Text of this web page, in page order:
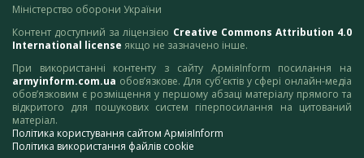
Міністерство оборони України
Контент доступний за ліцензією Creative Commons Attribution 4.0
International license якщо не зазначено інше.
При використанні контенту з сайту АрміяInform посилання на
armyinform.com.ua обов’язкове. Для суб’єктів у сфері онлайн-медіа
обов’язковим є розміщення у першому абзаці матеріалу прямого та
відкритого для пошукових систем гіперпосилання на цитований
матеріал.
Політика користування сайтом АрміяInform
Політика використання файлів cookie